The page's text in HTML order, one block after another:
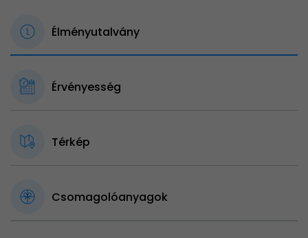
Élményutalvány
Érvényesség
Térkép
Csomagolóanyagok